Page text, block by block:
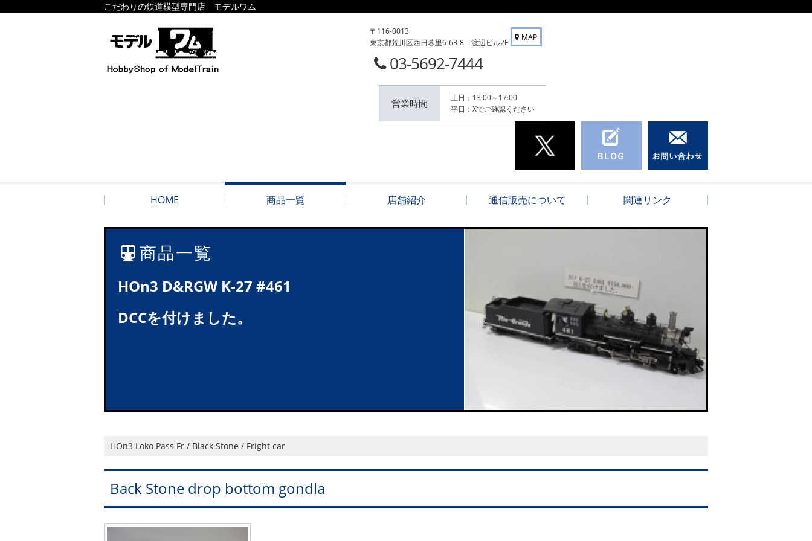
こだわりの鉄道模型専門店 モデルワム
MAP
〒116-0013
東京都荒川区西日暮里6-63-8 渡辺ビル2F
03-5692-7444
営業時間
土日：13:00～17:00
平日：Xでご確認ください
HOME 商品一覧 店舗紹介 通信販売について 関連リンク
商品一覧
HOn3 D&RGW K-27 #461
DCCを付けました。
HOn3 Loko Pass Fr / Black Stone / Fright car
Back Stone drop bottom gondla